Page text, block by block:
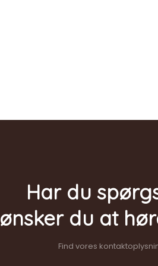
Har du
​ønsker du at
Find vores